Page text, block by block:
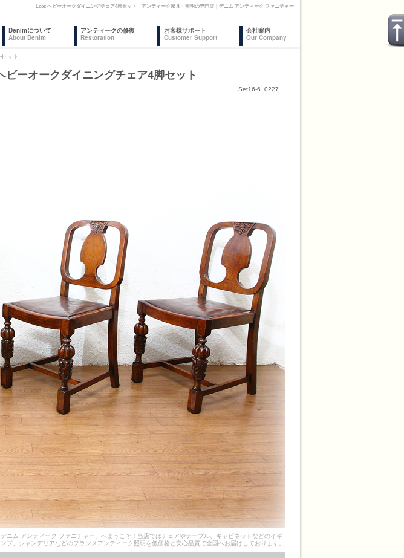
Lees ヘビーオークダイニングチェア4脚セット アンティーク家具・照明の専門店｜デニム アンティーク ファニチャー
Denimについて
About Denim
アンティークの修復
Restoration
お客様サポート
Customer Support
会社案内
Our Company
ット
ーオークダイニングチェア4脚セット
Set16-6_0227
ニム アンティーク ファニチャー」へようこそ！当店ではチェアやテーブル、キャビネットなどのイギ
プ、シャンデリアなどのフランスアンティーク照明を低価格と安心品質で全国へお届けしております。